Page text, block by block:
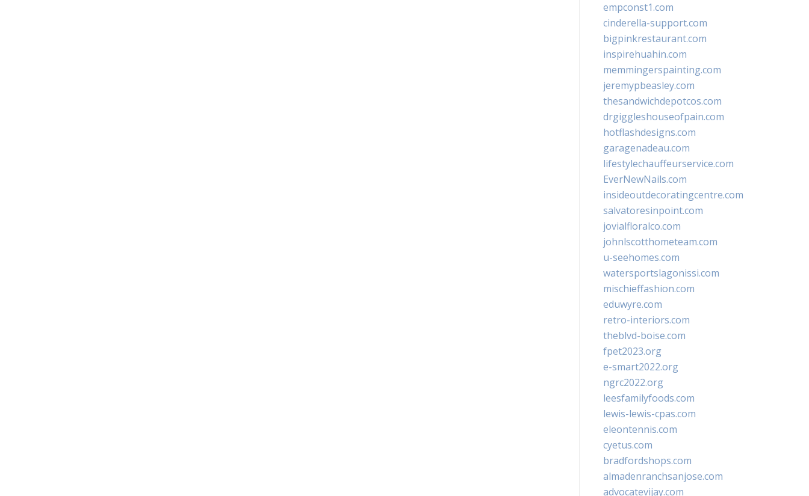
empconst1.com
cinderella-support.com
bigpinkrestaurant.com
inspirehuahin.com
memmingerspainting.com
jeremypbeasley.com
thesandwichdepotcos.com
drgiggleshouseofpain.com
hotflashdesigns.com
garagenadeau.com
lifestylechauffeurservice.com
EverNewNails.com
insideoutdecoratingcentre.com
salvatoresinpoint.com
jovialfloralco.com
johnlscotthometeam.com
u-seehomes.com
watersportslagonissi.com
mischieffashion.com
eduwyre.com
retro-interiors.com
theblvd-boise.com
fpet2023.org
e-smart2022.org
ngrc2022.org
leesfamilyfoods.com
lewis-lewis-cpas.com
eleontennis.com
cyetus.com
bradfordshops.com
almadenranchsanjose.com
advocatevijay.com